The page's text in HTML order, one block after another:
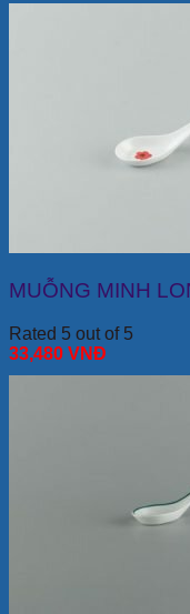
MUỖNG MINH
Rated 5 out of 5
33,480 VNĐ